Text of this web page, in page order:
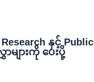
နှင့် Public
ျားကို ပေးပို့